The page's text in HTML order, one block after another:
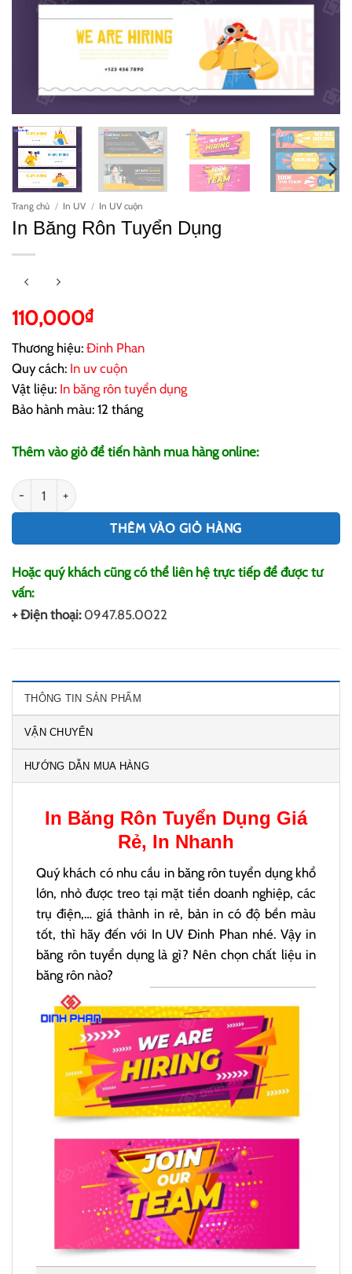
Trang chủ / In UV / In UV cuộn
In Băng Rôn Tuyển Dụng
110,000₫
Thương hiệu: Đinh Phan
Quy cách: In uv cuộn
Vật liệu: In băng rôn tuyển dụng
Bảo hành màu: 12 tháng
Thêm vào giỏ để tiến hành mua hàng online:
In Băng Rôn Tuyển Dụng số lượng
THÊM VÀO GIỎ HÀNG
Hoặc quý khách cũng có thể liên hệ trực tiếp để được tư
vấn:
+ Điện thoại: 0947.85.0022
THÔNG TIN SẢN PHẨM
VẬN CHUYỂN
HƯỚNG DẪN MUA HÀNG
In Băng Rôn Tuyển Dụng Giá
Rẻ, In Nhanh
Quý khách có nhu cầu in băng rôn tuyển dụng khổ
lớn, nhỏ được treo tại mặt tiền doanh nghiệp, các
trụ điện,… giá thành in rẻ, bản in có độ bền màu
tốt, thì hãy đến với In UV Đinh Phan nhé. Vậy in
băng rôn tuyển dụng là gì? Nên chọn chất liệu in
băng rôn nào?